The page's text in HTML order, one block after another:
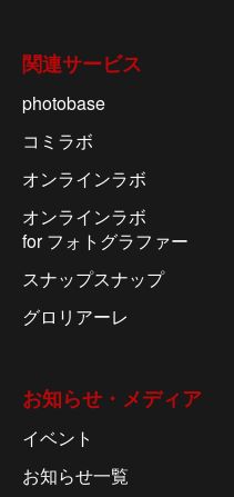
関連サービス
photobase
コミラボ
オンラインラボ
オンラインラボ
for フォトグラファー
スナップスナップ
グロリアーレ
お知らせ・メディア
イベント
お知らせ一覧